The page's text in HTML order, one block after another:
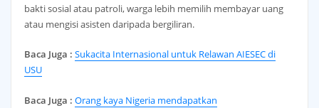
bakti sosial atau patroli, warga lebih memilih membayar uang
atau mengisi asisten daripada bergiliran.
Baca Juga : Sukacita Internasional untuk Relawan AIESEC di
USU
Baca Juga : Orang kaya Nigeria mendapatkan